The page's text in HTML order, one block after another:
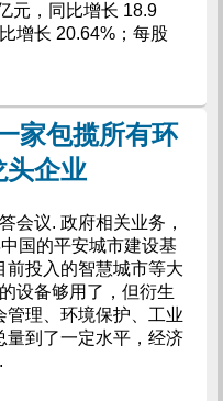
元，同比增长 18.9
增长 20.64%；每股
家包揽所有环
头企业
会议. 政府相关业务，
国的平安城市建设基
前投入的智慧城市等大
设备够用了，但衍生
管理、环境保护、工业
量到了一定水平，经济